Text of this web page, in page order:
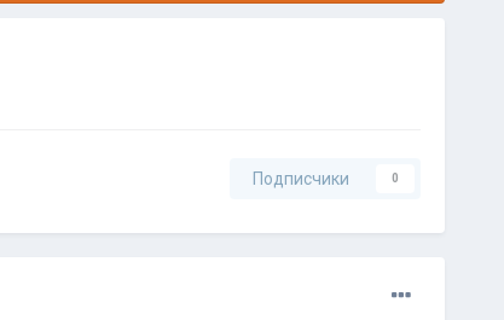
Подписчики 0